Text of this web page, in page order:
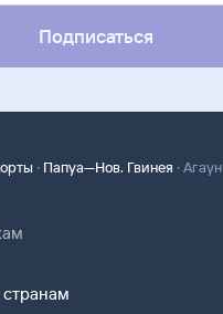
Подписаться
· Папуа—Нов. Гвинея ·Агаун